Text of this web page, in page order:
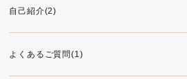
自己紹介(2)
よくあるご質問(1)